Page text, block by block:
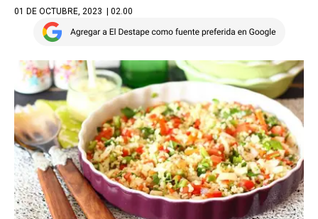
01 DE OCTUBRE, 2023 | 02.00